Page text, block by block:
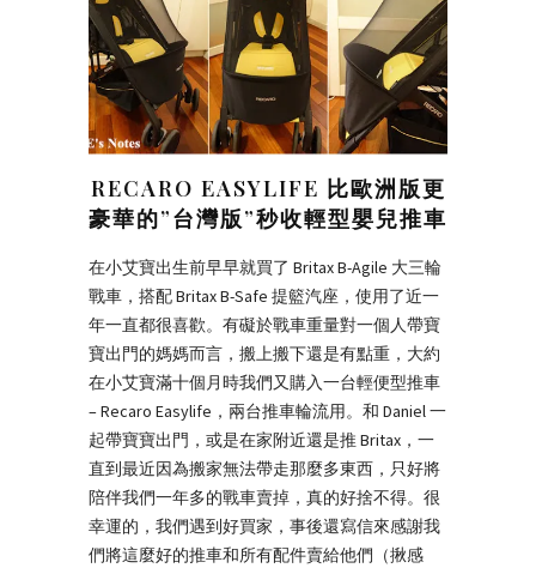
RECARO EASYLIFE 比歐洲版更
豪華的”台灣版”秒收輕型嬰兒推車
在小艾寶出生前早早就買了 Britax B-Agile 大三輪
戰車，搭配 Britax B-Safe 提籃汽座，使用了近一
年一直都很喜歡。有礙於戰車重量對一個人帶寶
寶出門的媽媽而言，搬上搬下還是有點重，大約
在小艾寶滿十個月時我們又購入一台輕便型推車
– Recaro Easylife，兩台推車輪流用。和 Daniel 一
起帶寶寶出門，或是在家附近還是推 Britax，一
直到最近因為搬家無法帶走那麼多東西，只好將
陪伴我們一年多的戰車賣掉，真的好捨不得。很
幸運的，我們遇到好買家，事後還寫信來感謝我
們將這麼好的推車和所有配件賣給他們（揪感